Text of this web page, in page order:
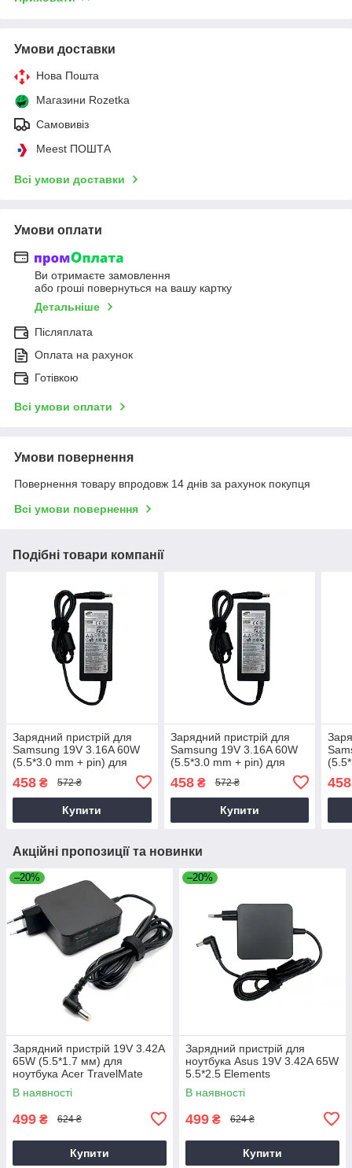
Умови доставки
Нова Пошта
Магазини Rozetka
Самовивіз
Meest ПОШТА
Всі умови доставки
Умови оплати
Ви отримаєте замовлення
або гроші повернуться на вашу картку
Детальніше
Післяплата
Оплата на рахунок
Готівкою
Всі умови оплати
Умови повернення
Повернення товару впродовж 14 днів за рахунок покупця
Всі умови повернення
Подібні товари компанії
Зарядний пристрій для
Samsung 19V 3.16A 60W
(5.5*3.0 mm + pin) для
ноутбука Samsung RV410
458 ₴ 572 ₴
Купити
Зарядний пристрій для
Samsung 19V 3.16A 60W
(5.5*3.0 mm + pin) для
ноутбука Samsung RV508
458₴ 572 ₴
Купити
458
Акційні пропозиції та новинки
–20%
Зарядний пристрій 19V 3.42A
65W (5.5*1.7 мм) для
ноутбука Acer TravelMate
P2510-G2-M
В наявності
499 ₴ 624 ₴
Купити
–20%
Зарядний пристрій для
ноутбука Asus 19V 3.42A 65W
5.5*2.5 Elements
В наявності
499 ₴ 624 ₴
Купити